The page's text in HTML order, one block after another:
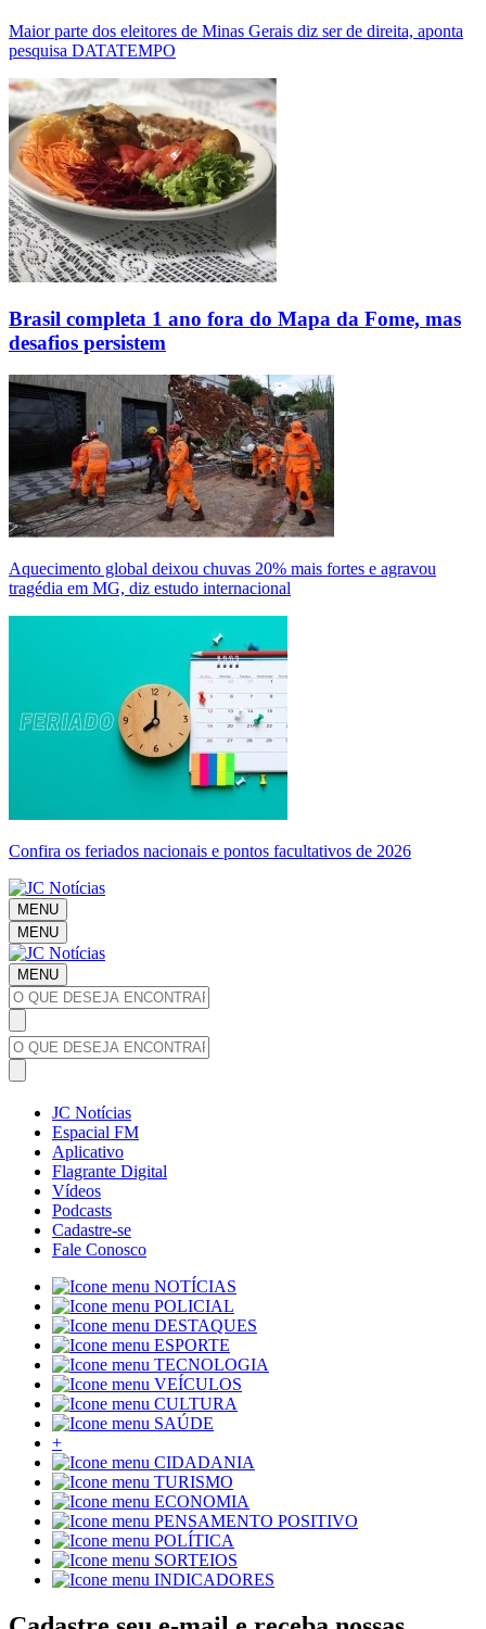
Maior parte dos eleitores de Minas Gerais diz ser de direita, aponta
pesquisa DATATEMPO
Brasil completa 1 ano fora do Mapa da Fome, mas
desafios persistem
Aquecimento global deixou chuvas 20% mais fortes e agravou
tragédia em MG, diz estudo internacional
Confira os feriados nacionais e pontos facultativos de 2026
MENU
MENU
MENU
JC Notícias
Espacial FM
Aplicativo
Flagrante Digital
Vídeos
Podcasts
Cadastre-se
Fale Conosco
NOTÍCIAS
POLICIAL
DESTAQUES
ESPORTE
TECNOLOGIA
VEÍCULOS
CULTURA
SAÚDE
+
CIDADANIA
TURISMO
ECONOMIA
PENSAMENTO POSITIVO
POLÍTICA
SORTEIOS
INDICADORES